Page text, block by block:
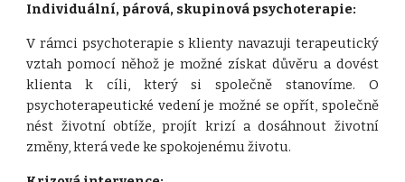
Individuální, párová, skupinová psychoterapie:
V rámci psychoterapie s klienty navazuji terapeutický
vztah pomocí něhož je možné získat důvěru a dovést
klienta k cíli, který si společně stanovíme. O
psychoterapeutické vedení je možné se opřít, společně
nést životní obtíže, projít krizí a dosáhnout životní
změny, která vede ke spokojenému životu.